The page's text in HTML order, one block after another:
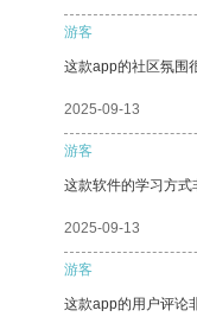
游客
这款app的社区氛围
2025-09-13
游客
这款软件的学习方式
2025-09-13
游客
这款app的用户评论